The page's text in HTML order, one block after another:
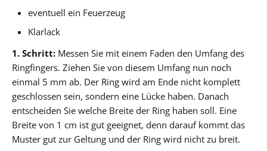
eventuell ein Feuerzeug
Klarlack
1. Schritt: Messen Sie mit einem Faden den Umfang des
Ringfingers. Ziehen Sie von diesem Umfang nun noch
einmal 5 mm ab. Der Ring wird am Ende nicht komplett
geschlossen sein, sondern eine Lücke haben. Danach
entscheiden Sie welche Breite der Ring haben soll. Eine
Breite von 1 cm ist gut geeignet, denn darauf kommt das
Muster gut zur Geltung und der Ring wird nicht zu breit.